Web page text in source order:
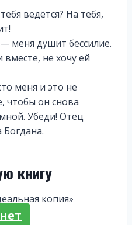
ведётся? На тебя,
меня душит бессилие.
не хочу ей
меня и это не
чтобы он снова
Убеди! Отец
книгу
копия»